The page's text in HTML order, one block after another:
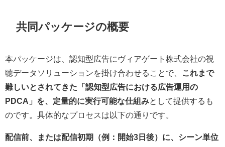
共同パッケージの概要
本パッケージは、認知型広告にヴィアゲート株式会社の視
聴データソリューションを掛け合わせることで、
これまで
難しいとされてきた「認知型広告における広告運用の
PDCA」を、定量的に実行可能な仕組みとして提供するも
のです。具体的なプロセスは以下の通りです。
配信前、または配信初期（例：開始3日後）に、シーン単位